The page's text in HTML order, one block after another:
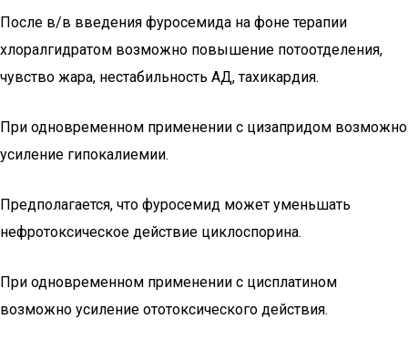
После в/в введения фуросемида на фоне терапии
хлоралгидратом возможно повышение потоотделения,
чувство жара, нестабильность АД, тахикардия.
При одновременном применении с цизапридом возможно
усиление гипокалиемии.
Предполагается, что фуросемид может уменьшать
нефротоксическое действие циклоспорина.
При одновременном применении с цисплатином
возможно усиление ототоксического действия.